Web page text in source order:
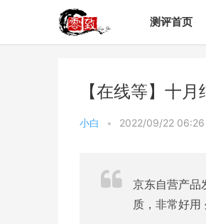
测评首页
【在线等】十
小白 • 2022/09/22 06:26
京东自营产品
质，非常好用